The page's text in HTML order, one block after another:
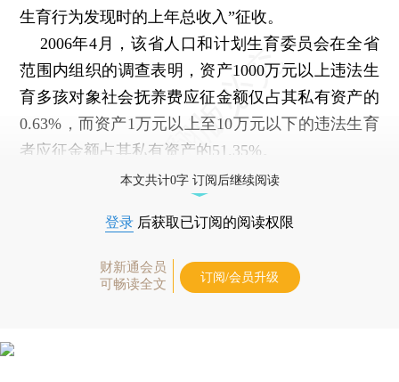
生育行为发现时的上年总收入”征收。
2006年4月，该省人口和计划生育委员会在全省
范围内组织的调查表明，资产1000万元以上违法生
育多孩对象社会抚养费应征金额仅占其私有资产的
0.63%，而资产1万元以上至10万元以下的违法生育
者应征金额占其私有资产的51.35%。
本文共计0字 订阅后继续阅读
登录 后获取已订阅的阅读权限
财新通会员
可畅读全文
订阅/会员升级